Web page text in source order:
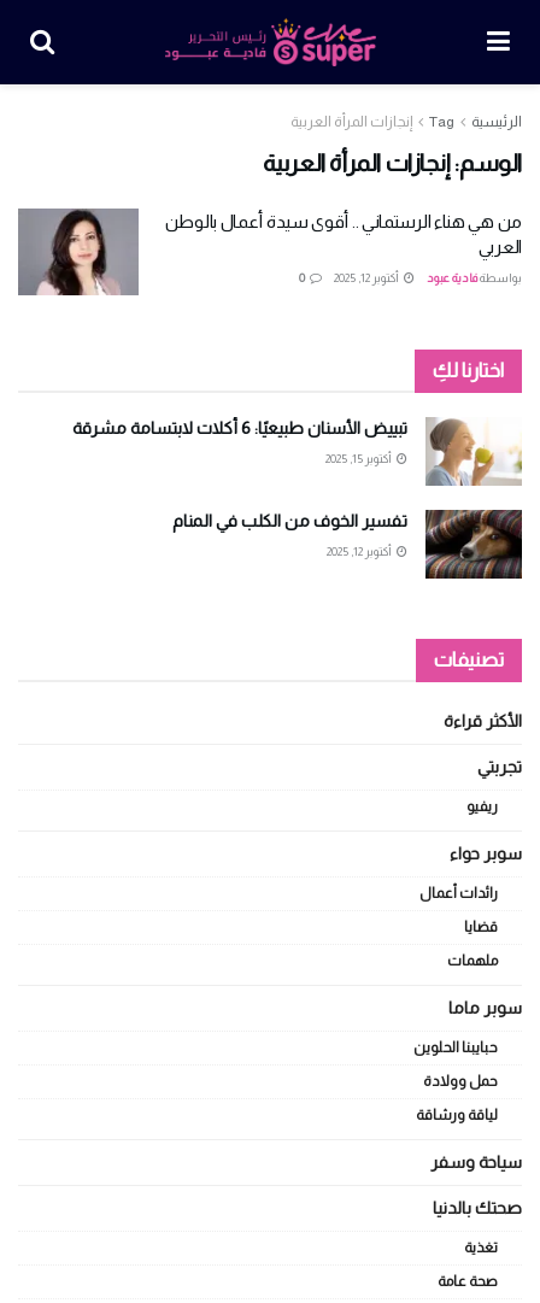
الرئيسية Tag إنجازات المرأة العربية
الوسم:إنجازات المرأة العربية
من هي هناء الرستماني .. أقوى سيدة أعمال بالوطن
العربي
بواسطةفادية عبود أكتوبر 12, 2025 0
اختارنا لكِ
تبييض الأسنان طبيعيًا: 6 أكلات لابتسامة مشرقة
أكتوبر 15, 2025
تفسير الخوف من الكلب في المنام
أكتوبر 12, 2025
تصنيفات
الأكثر قراءة
تجربتي
ريفيو
سوبر حواء
رائدات أعمال
قضايا
ملهمات
سوبر ماما
حبايبنا الحلوين
حمل وولادة
لياقة ورشاقة
سياحة وسفر
صحتك بالدنيا
تغذية
صحة عامة